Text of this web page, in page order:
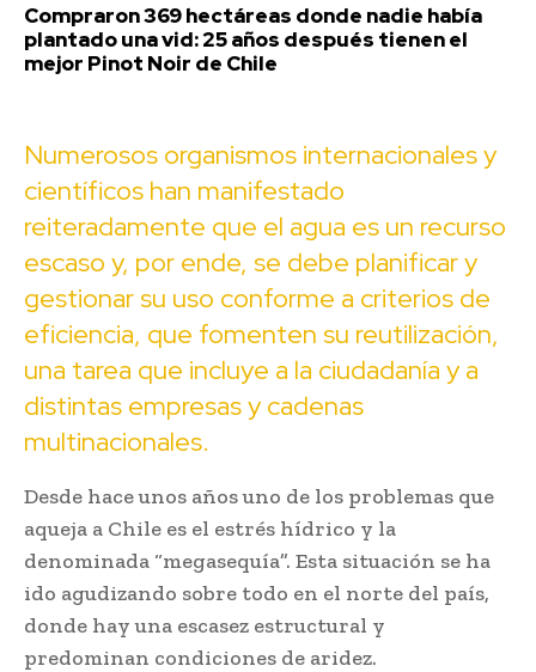
Compraron 369 hectáreas donde nadie había
plantado una vid: 25 años después tienen el
mejor Pinot Noir de Chile
Numerosos organismos internacionales y
científicos han manifestado
reiteradamente que el agua es un recurso
escaso y, por ende, se debe planificar y
gestionar su uso conforme a criterios de
eficiencia, que fomenten su reutilización,
una tarea que incluye a la ciudadanía y a
distintas empresas y cadenas
multinacionales.
Desde hace unos años uno de los problemas que
aqueja a Chile es el estrés hídrico y la
denominada “megasequía”. Esta situación se ha
ido agudizando sobre todo en el norte del país,
donde hay una escasez estructural y
predominan condiciones de aridez.